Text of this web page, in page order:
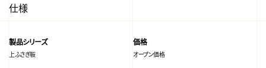
仕様
製品シリーズ
上ふさぎ板
価格
オープン価格